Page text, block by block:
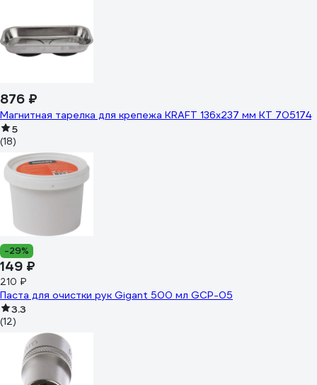
876 ₽
Магнитная тарелка для крепежа KRAFT 136х237 мм KT 705174
5
(18)
-29%
149 ₽
210 ₽
Паста для очистки рук Gigant 500 мл GCP-05
3.3
(12)